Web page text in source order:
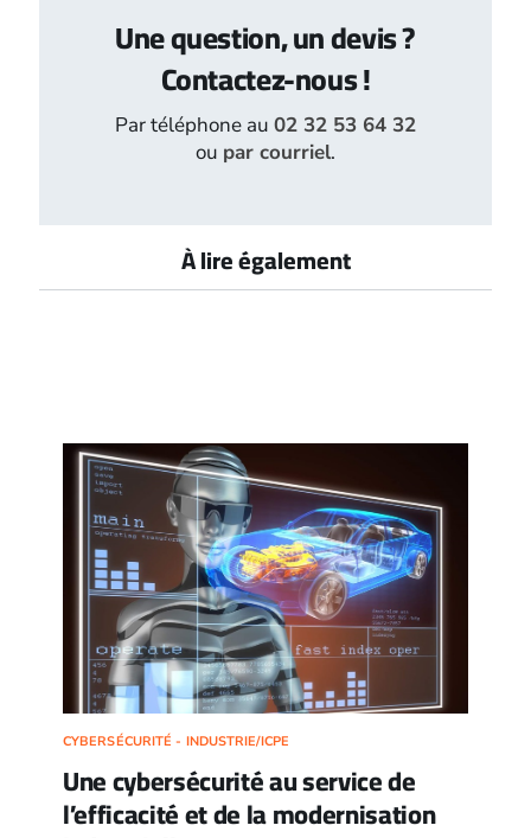
Une question, un devis ?
Contactez-nous !
Par téléphone au 02 32 53 64 32
ou par courriel.
À lire également
CYBERSÉCURITÉ - INDUSTRIE/ICPE
Une cybersécurité au service de
l’efficacité et de la modernisation